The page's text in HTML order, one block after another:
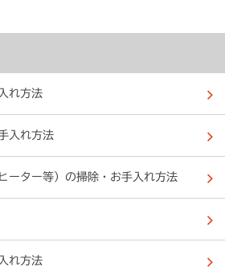
れ方法
入れ方法
ーター等）の掃除・お手入れ方法
れ方法